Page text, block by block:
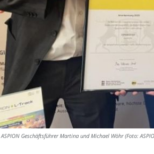
ASPION Geschäftsführer Martina und Michael Wöhr (Foto: